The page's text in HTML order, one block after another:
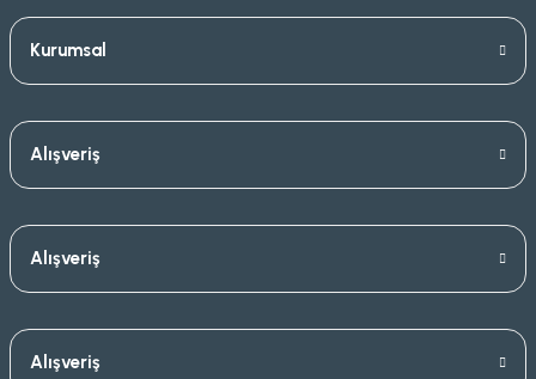
Kurumsal
Alışveriş
Alışveriş
Alışveriş